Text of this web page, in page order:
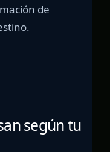
de
según tu